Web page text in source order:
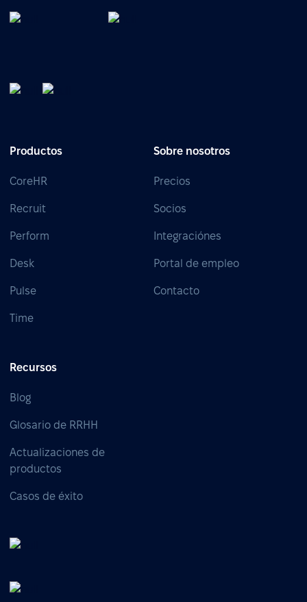
Productos
CoreHR
Recruit
Perform
Desk
Pulse
Time
Sobre nosotros
Precios
Socios
Integraciónes
Portal de empleo
Contacto
Recursos
Blog
Glosario de RRHH
Actualizaciones de
productos
Casos de éxito